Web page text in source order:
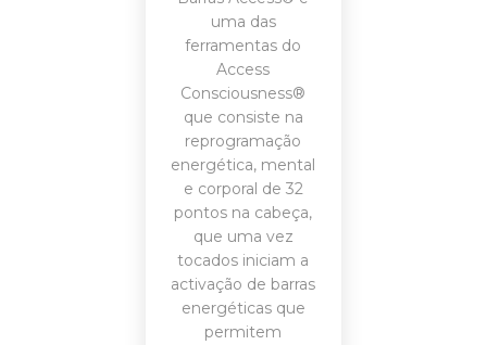
uma das
ferramentas do
Access
Consciousness®
que consiste na
reprogramação
energética, mental
e corporal de 32
pontos na cabeça,
que uma vez
tocados iniciam a
activação de barras
energéticas que
permitem